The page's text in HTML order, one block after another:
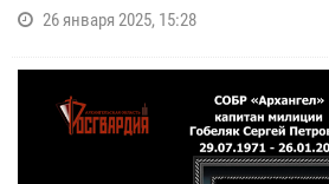
26 января 2025, 15:28